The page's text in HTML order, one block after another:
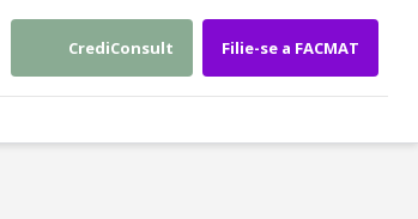
CrediConsult Filie-se a FACMAT